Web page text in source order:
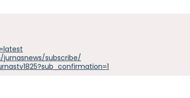
subscribe/